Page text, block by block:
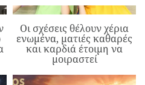
Οι σχέσεις θέλουν χέρια
ενωμένα, ματιές καθαρές
και καρδιά έτοιμη να
μοιραστεί